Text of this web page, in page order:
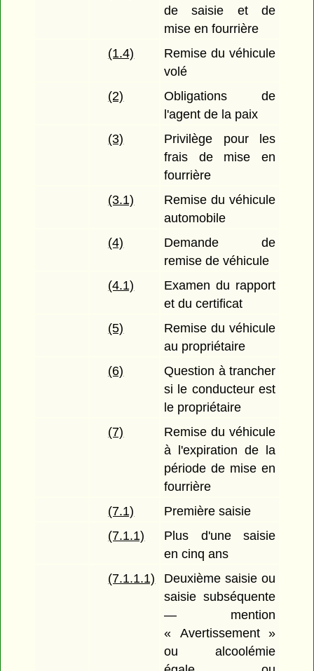
de saisie et de
mise en fourrière
(1.4)
Remise du véhicule
volé
(2)
Obligations de
l'agent de la paix
(3)
Privilège pour les
frais de mise en
fourrière
(3.1)
Remise du véhicule
automobile
(4)
Demande de
remise de véhicule
(4.1)
Examen du rapport
et du certificat
(5)
Remise du véhicule
au propriétaire
(6)
Question à trancher
si le conducteur est
le propriétaire
(7)
Remise du véhicule
à l'expiration de la
période de mise en
fourrière
(7.1)
Première saisie
(7.1.1)
Plus d'une saisie
en cinq ans
(7.1.1.1)
Deuxième saisie ou
saisie subséquente
— mention
« Avertissement »
ou alcoolémie